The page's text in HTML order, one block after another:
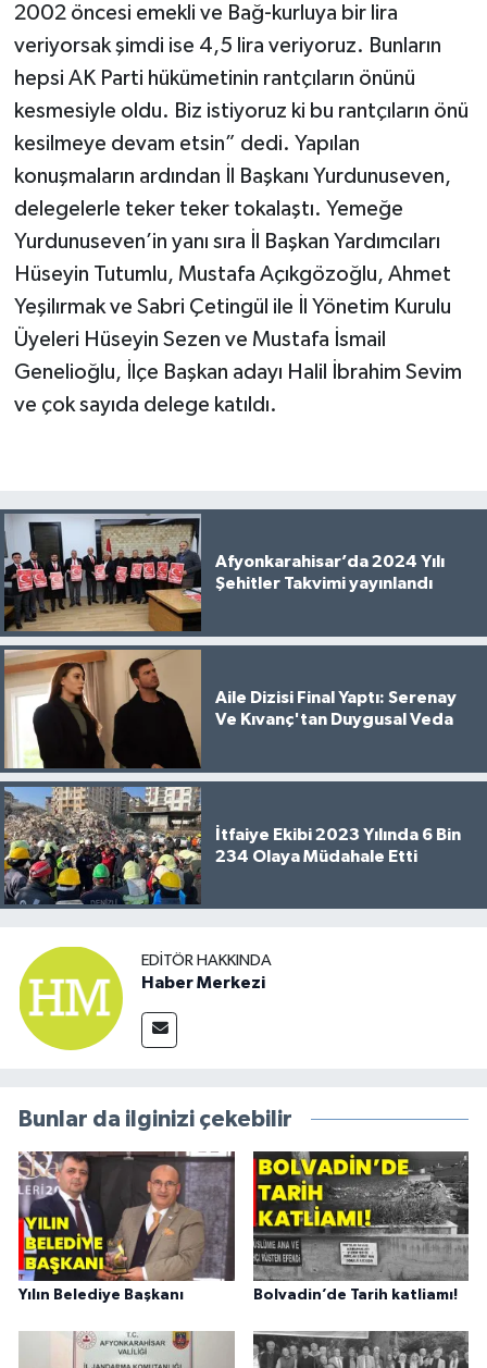
2002 öncesi emekli ve Bağ-kurluya bir lira
veriyorsak şimdi ise 4,5 lira veriyoruz. Bunların
hepsi AK Parti hükümetinin rantçıların önünü
kesmesiyle oldu. Biz istiyoruz ki bu rantçıların önü
kesilmeye devam etsin” dedi. Yapılan
konuşmaların ardından İl Başkanı Yurdunuseven,
delegelerle teker teker tokalaştı. Yemeğe
Yurdunuseven’in yanı sıra İl Başkan Yardımcıları
Hüseyin Tutumlu, Mustafa Açıkgözoğlu, Ahmet
Yeşilırmak ve Sabri Çetingül ile İl Yönetim Kurulu
Üyeleri Hüseyin Sezen ve Mustafa İsmail
Genelioğlu, İlçe Başkan adayı Halil İbrahim Sevim
ve çok sayıda delege katıldı.
Afyonkarahisar’da 2024 Yılı
Şehitler Takvimi yayınlandı
Aile Dizisi Final Yaptı: Serenay
Ve Kıvanç'tan Duygusal Veda
İtfaiye Ekibi 2023 Yılında 6 Bin
234 Olaya Müdahale Etti
EDITÖR HAKKINDA
Haber Merkezi
Bunlar da ilginizi çekebilir
Yılın Belediye Başkanı Bolvadin’de Tarih katliamı!